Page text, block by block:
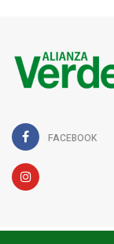
FACEBOOK